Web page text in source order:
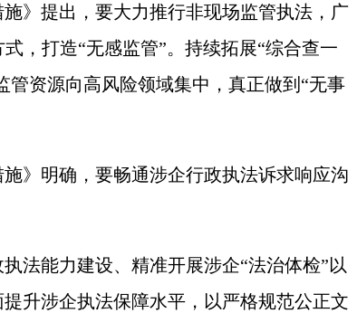
提出，要大力推行非现场监管执法，广
，打造“无感监管”。持续拓展“综合查一
管资源向高风险领域集中，真正做到“无事
明确，要畅通涉企行政执法诉求响应沟
能力建设、精准开展涉企“法治体检”以
升涉企执法保障水平，以严格规范公正文